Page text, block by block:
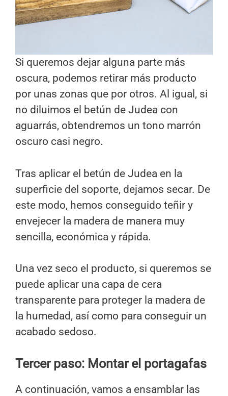
Si queremos dejar alguna parte más
oscura, podemos retirar más producto
por unas zonas que por otros. Al igual, si
no diluimos el betún de Judea con
aguarrás, obtendremos un tono marrón
oscuro casi negro.
Tras aplicar el betún de Judea en la
superficie del soporte, dejamos secar. De
este modo, hemos conseguido teñir y
envejecer la madera de manera muy
sencilla, económica y rápida.
Una vez seco el producto, si queremos se
puede aplicar una capa de cera
transparente para proteger la madera de
la humedad, así como para conseguir un
acabado sedoso.
Tercer paso: Montar el portagafas
A continuación, vamos a ensamblar las